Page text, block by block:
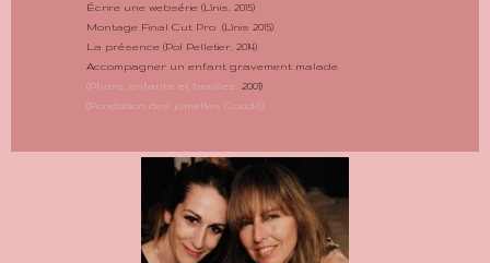
Écrire une websérie (L'inis, 2015)
Montage Final Cut Pro (L'inis 2015)
La présence (Pol Pelletier, 2014)
Accompagner un enfant gravement malade
(Phare, enfants et familles,
2001)
(Fondation des jumelles Coudé)